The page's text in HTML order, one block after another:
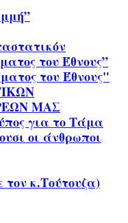
του Έθνους”
του Έθνους"
ΜΑΣ
για το Τάμα
οι άνθρωποι
κ.Τούτουζα)